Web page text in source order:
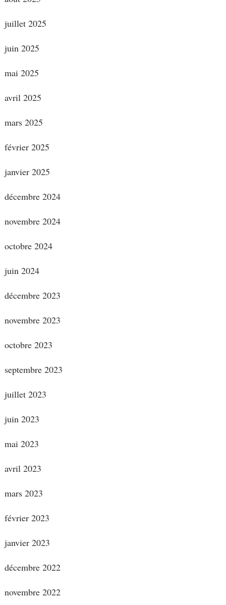
juillet 2025
juin 2025
mai 2025
avril 2025
mars 2025
février 2025
janvier 2025
décembre 2024
novembre 2024
octobre 2024
juin 2024
décembre 2023
novembre 2023
octobre 2023
septembre 2023
juillet 2023
juin 2023
mai 2023
avril 2023
mars 2023
février 2023
janvier 2023
décembre 2022
novembre 2022